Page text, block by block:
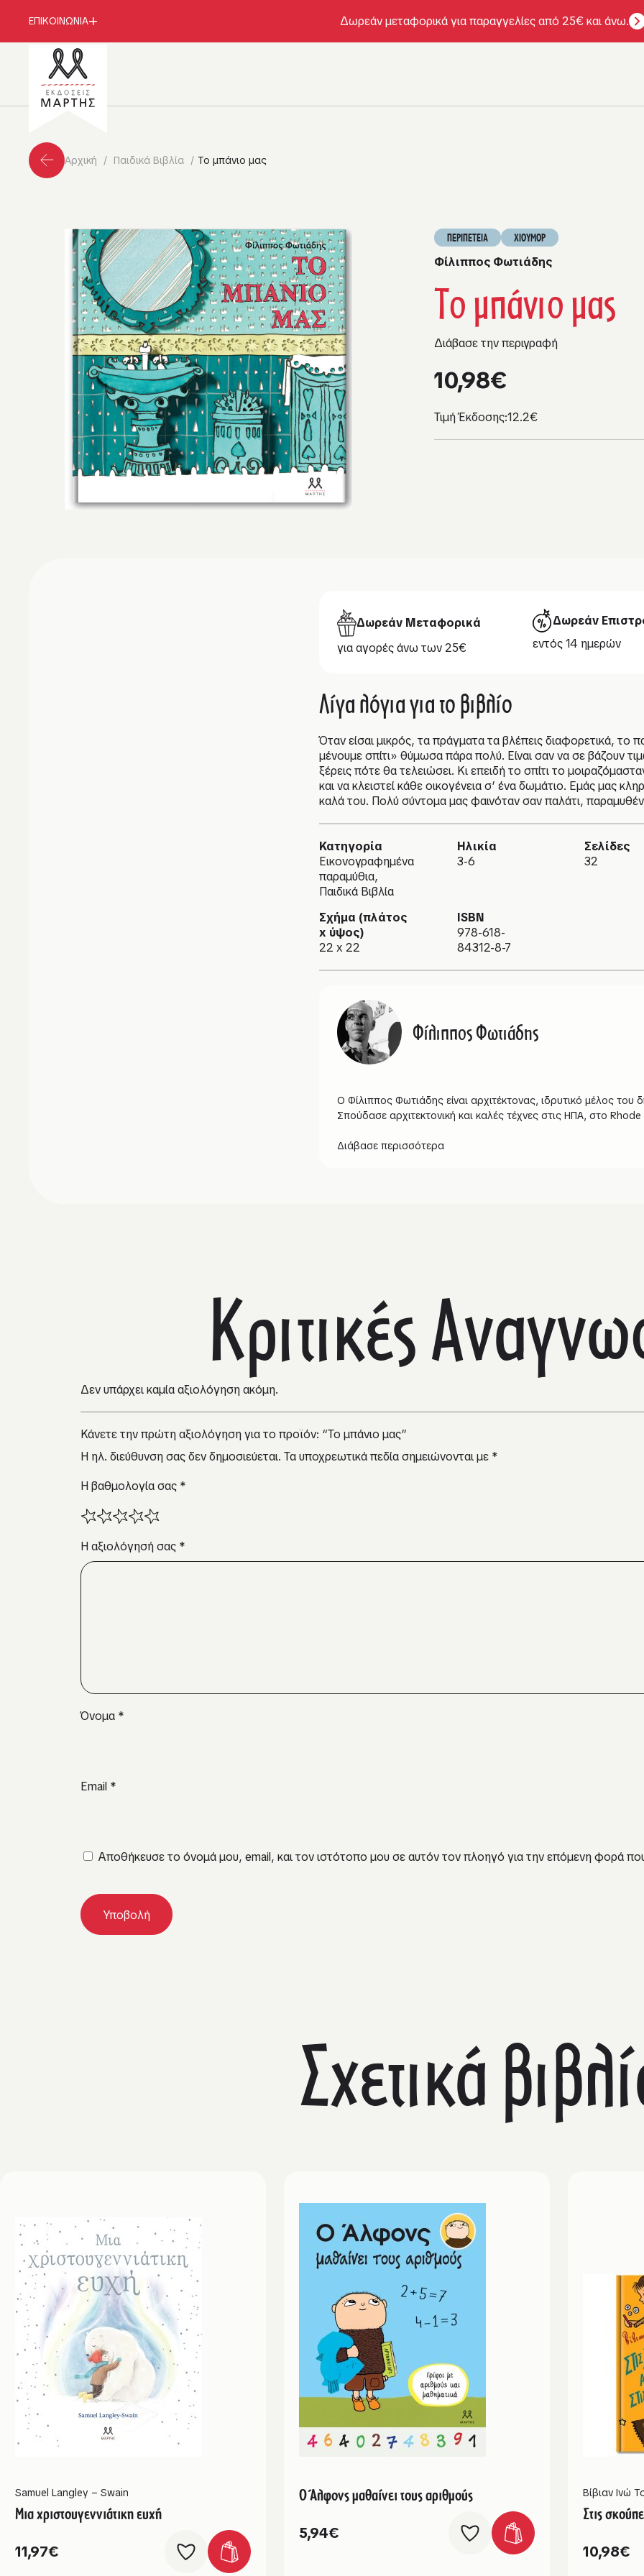
ΕΠΙΚΟΙΝΩΝΙΑ Δωρεάν μεταφορικά για παραγγελίες από 25€ και άνω.
Αρχική Παιδικά Βιβλία Το μπάνιο μας
ΠΕΡΙΠΕΤΕΙΑ ΧΙΟΥΜΟΡ
Φίλιππος Φωτιάδης
Το μπάνιο μας
Διάβασε την περιγραφή
10,98€
Τιμή Έκδοσης:12.2€
Δωρεάν Μεταφορικά
για αγορές άνω των 25€
Δωρεάν
εντός 14 ημερών
Λίγα λόγια για το βιβλίο
Όταν είσαι μικρός, τα πράγματα τα βλέπεις διαφορετικά,
μένουμε σπίτι» θύμωσα πάρα πολύ. Είναι σαν να σε βάζουν
ξέρεις πότε θα τελειώσει. Κι επειδή το σπίτι το
και να κλειστεί κάθε οικογένεια σ’ ένα δωμάτιο. Εμάς μας
καλά του. Πολύ σύντομα μας φαινόταν σαν παλάτι,
Κατηγορία
Εικονογραφημένα
παραμύθια,
Παιδικά Βιβλία
Ηλικία
3-6
Σελίδες
32
Σχήμα (πλάτος
x ύψος)
22 x 22
ISBN
978-618-
84312-8-7
Φίλιππος Φωτιάδης
Ο Φίλιππος Φωτιάδης είναι αρχιτέκτονας, ιδρυτικό μέλος
Σπούδασε αρχιτεκτονική και καλές τέχνες στις ΗΠΑ, στο
Διάβασε περισσότερα
Κριτικές
Δεν υπάρχει καμία αξιολόγηση ακόμη.
Κάνετε την πρώτη αξιολόγηση για το προϊόν: “Το μπάνιο μας”
Η ηλ. διεύθυνση σας δεν δημοσιεύεται. Τα υποχρεωτικά πεδία σημειώνονται με *
Η βαθμολογία σας *
Η αξιολόγησή σας *
Όνομα *
Email *
Αποθήκευσε το όνομά μου, email, και τον ιστότοπο μου σε αυτόν τον πλοηγό για την επόμενη φορά
Σχετικά
Samuel Langley – Swain
Μια χριστουγεννιάτικη ευχή
11,97€
Ο Άλφονς μαθαίνει τους αριθμούς
5,94€
Βίβιαν Ινώ
Στις
10,98€